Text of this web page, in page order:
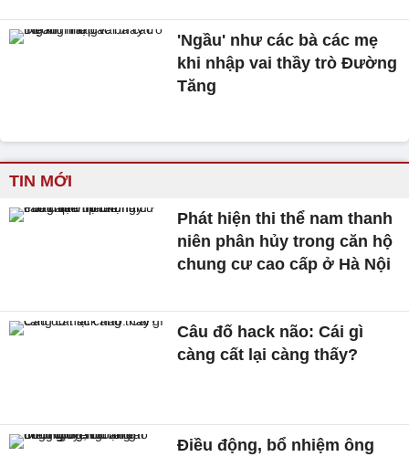
'Ngầu' như các bà các mẹ
khi nhập vai thầy trò Đường
Tăng
TIN MỚI
Phát hiện thi thể nam thanh
niên phân hủy trong căn hộ
chung cư cao cấp ở Hà Nội
Câu đố hack não: Cái gì
càng cất lại càng thấy?
Điều động, bổ nhiệm ông